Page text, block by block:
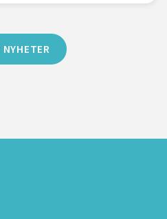
NYHETER